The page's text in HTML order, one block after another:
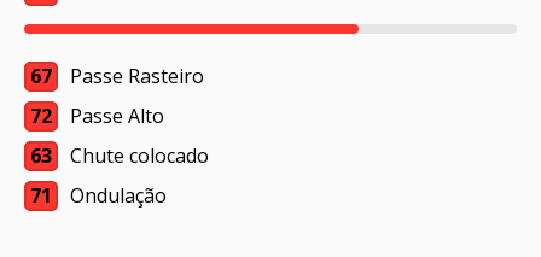
67
Passe Rasteiro
72
Passe Alto
63
Chute colocado
71
Ondulação